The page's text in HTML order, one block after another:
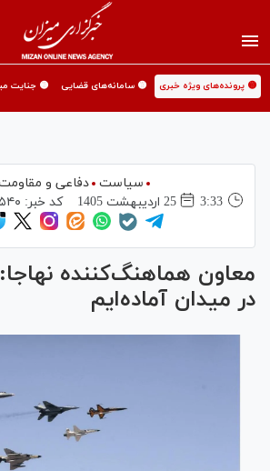
🟡 پرونده‌های ویژه خبری 🟡 سامانه‌های قضایی 🟡 جنایت
سیاست
دفاعی و
3:33
25 ارديبهشت 1405 کد خبر:
معاون هماهنگ‌کننده نهاجا:
در میدان آماده‌ایم